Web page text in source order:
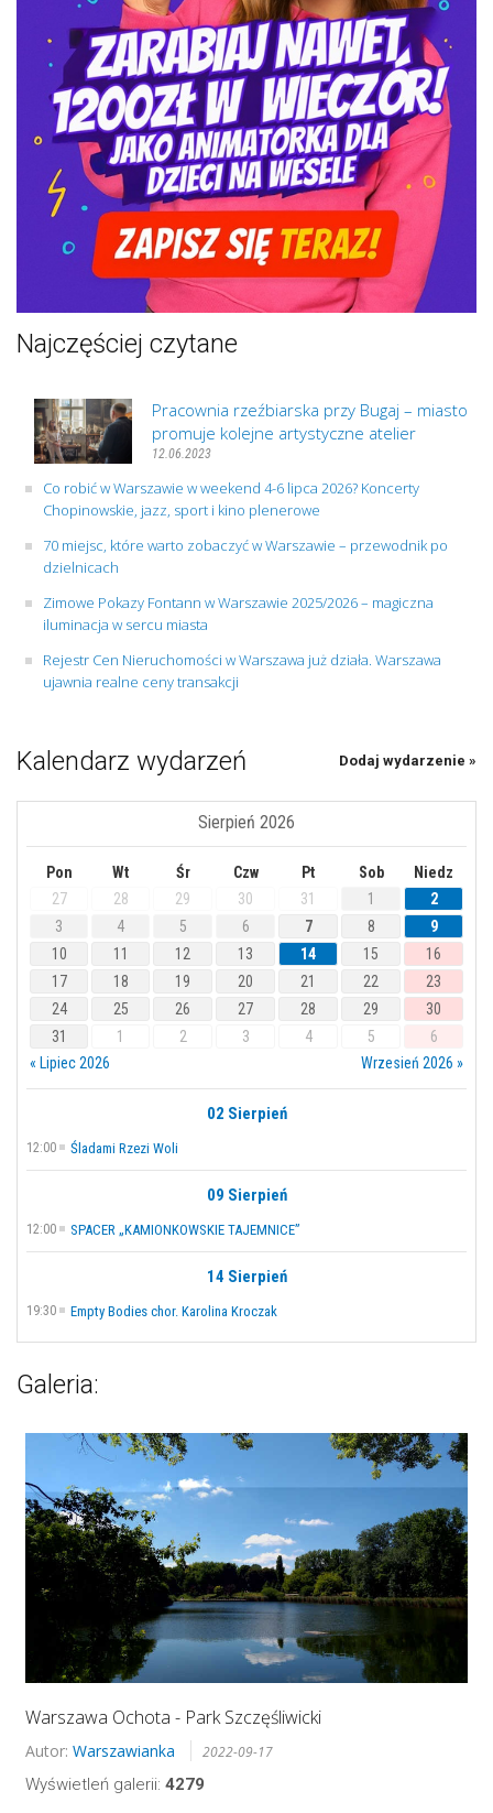
Najczęściej czytane
Pracownia rzeźbiarska przy Bugaj – miasto
promuje kolejne artystyczne atelier
12.06.2023
Co robić w Warszawie w weekend 4-6 lipca 2026? Koncerty
Chopinowskie, jazz, sport i kino plenerowe
70 miejsc, które warto zobaczyć w Warszawie – przewodnik po
dzielnicach
Zimowe Pokazy Fontann w Warszawie 2025/2026 – magiczna
iluminacja w sercu miasta
Rejestr Cen Nieruchomości w Warszawa już działa. Warszawa
ujawnia realne ceny transakcji
Kalendarz wydarzeń Dodaj wydarzenie »
Sierpień 2026
Pon Wt Śr Czw Pt Sob
Niedz
27
28 29 30 31 1
2
3
4 5 6 7 8
9
10
11 12 13 14 15
16
17
18 19 20 21 22
23
24
25 26 27 28 29
30
31
1 2 3 4 5
6
« Lipiec 2026
Wrzesień 2026 »
02 Sierpień
12:00 Śladami Rzezi Woli
09 Sierpień
12:00 SPACER „KAMIONKOWSKIE TAJEMNICE”
14 Sierpień
19:30 Empty Bodies chor. Karolina Kroczak
Galeria:
Warszawa Ochota - Park Szczęśliwicki
Autor: Warszawianka 2022-09-17
Wyświetleń galerii: 4279